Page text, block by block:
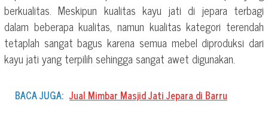
berkualitas. Meskipun kualitas kayu jati di jepara terbagi
dalam beberapa kualitas, namun kualitas kategori terendah
tetaplah sangat bagus karena semua mebel diproduksi dari
kayu jati yang terpilih sehingga sangat awet digunakan.
BACA JUGA: Jual Mimbar Masjid Jati Jepara di Barru